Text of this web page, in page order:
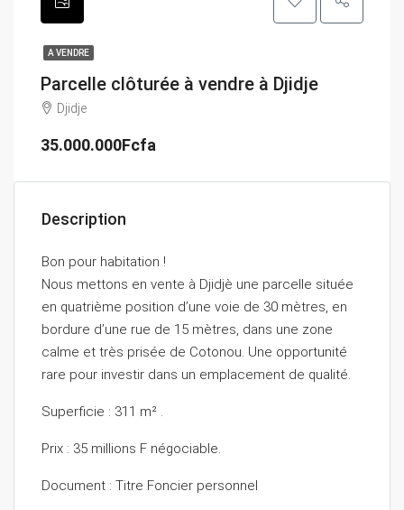
A VENDRE
Parcelle clôturée à vendre à Djidje
Djidje
35.000.000Fcfa
Description
Bon pour habitation !
Nous mettons en vente à Djidjè une parcelle située
en quatrième position d’une voie de 30 mètres, en
bordure d’une rue de 15 mètres, dans une zone
calme et très prisée de Cotonou. Une opportunité
rare pour investir dans un emplacement de qualité.
Superficie : 311 m² .
Prix : 35 millions F négociable.
Document : Titre Foncier personnel